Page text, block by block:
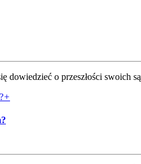
dowiedzieć o przeszłości swoich
+